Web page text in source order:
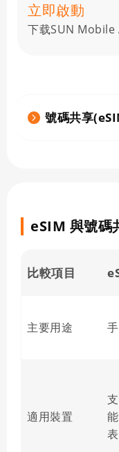
立即啟動
下载SUN Mobile
號碼共享
eSIM 與號碼
比較項目
主要用途
適用裝置